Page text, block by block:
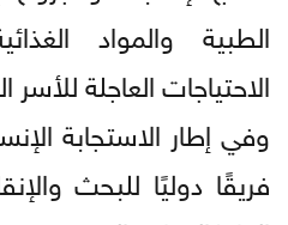
الطبية والمواد
الاحتياجات العاجلة
وفي إطار الاستجابة
فريقًا دوليًا للبحث